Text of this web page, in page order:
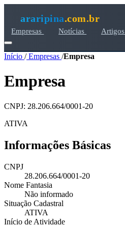
araripina.com.br
Empresas Notícias Artigos
Início /Empresas /Empresa
Empresa
CNPJ: 28.206.664/0001-20
ATIVA
Informações Básicas
CNPJ
28.206.664/0001-20
Nome Fantasia
Não informado
Situação Cadastral
ATIVA
Início de Atividade